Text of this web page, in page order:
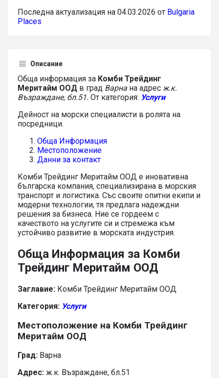
Последна актуализация на 04.03.2026 от Bulgaria
Places
Описание
Обща информация за Комби Трейдинг
Меритайм ООД в град Варна на адрес ж.к.
Възраждане, бл.51. От категория: Услуги
Дейност на морски специалисти в ролята на
посредници.
Обща Информация
Местоположение
Данни за контакт
Комби Трейдинг Меритайм ООД е иновативна
българска компания, специализирана в морския
транспорт и логистика. Със своите опитни екипи и
модерни технологии, тя предлага надеждни
решения за бизнеса. Ние се гордеем с
качеството на услугите си и стремежа към
устойчиво развитие в морската индустрия.
Обща Информация за Комби
Трейдинг Меритайм ООД
Заглавие: Комби Трейдинг Меритайм ООД
Категория: Услуги
Местоположение на Комби Трейдинг
Меритайм ООД
Град: Варна
Адрес: ж.к. Възраждане, бл.51